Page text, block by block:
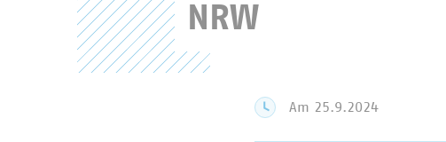
NRW
Am 25.9.2024